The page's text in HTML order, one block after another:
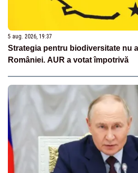
5 aug. 2026, 19:37
Strategia pentru biodiversitate nu
României. AUR a votat împotrivă